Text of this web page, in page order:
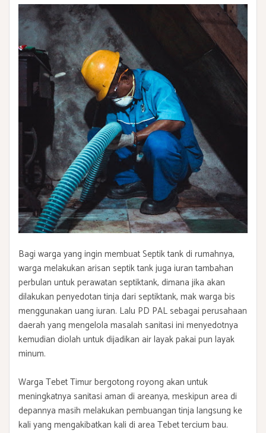
Bagi warga yang ingin membuat Septik tank di rumahnya,
warga melakukan arisan septik tank juga iuran tambahan
perbulan untuk perawatan septiktank, dimana jika akan
dilakukan penyedotan tinja dari septiktank, mak warga bis
menggunakan uang iuran. Lalu PD PAL sebagai perusahaan
daerah yang mengelola masalah sanitasi ini menyedotnya
kemudian diolah untuk dijadikan air layak pakai pun layak
minum.
Warga Tebet Timur bergotong royong akan untuk
meningkatnya sanitasi aman di areanya, meskipun area di
depannya masih melakukan pembuangan tinja langsung ke
kali yang mengakibatkan kali di area Tebet tercium bau.